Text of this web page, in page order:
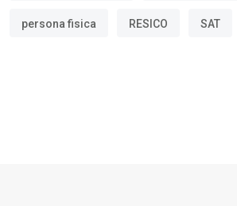
persona fisica RESICO SAT